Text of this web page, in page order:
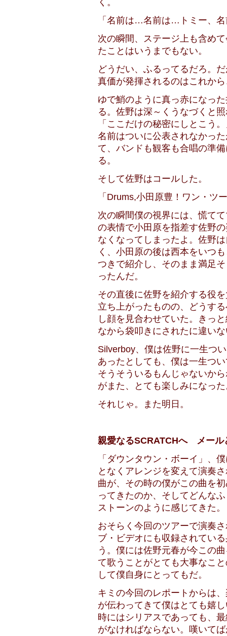
く。
「名前は…名前は…トミー、
次の瞬間、ステージ上も含め
たことはいうまでもない。
どうだい、ふるってるだろ。
真価が発揮されるのはこれか
ゆで鮹のように真っ赤になっ
る。佐野は深～くうなづくと
「ここだけの秘密にしとこう
名前はついに公表されなかっ
て、バンドも観客も合唱の準
る。
そして佐野はコールした。
「Drums,小田原豊！ワン・ツ
次の瞬間僕の視界には、慌て
の表情で小田原を指差す佐野
なくなってしまったよ。佐野
く、小田原の後は西本をいつ
つきで紹介し、そのまま満足
ったんだ。
その直後に佐野を紹介する役
立ち上がったものの、どうす
し顔を見合わせていた。きっ
なから袋叩きにされたに違い
Silverboy、僕は佐野に一生つ
あったとしても、僕は一生つ
そうそういるもんじゃないか
がまた、とても楽しみになっ
それじゃ。また明日。
親愛なるSCRATCHへ メール
「ダウンタウン・ボーイ」、
となくアレンジを変えて演奏
曲が、その時の僕がこの曲を
ってきたのか、そしてどんな
ストーンのように感じてきた。
おそらく今回のツアーで演奏
ブ・ビデオにも収録されてい
う。僕には佐野元春が今この
て歌うことがとても大事なこ
して僕自身にとってもだ。
キミの今回のレポートからは
が伝わってきて僕はとても嬉
時にはシリアスであっても、
がなければならない。嘆いて